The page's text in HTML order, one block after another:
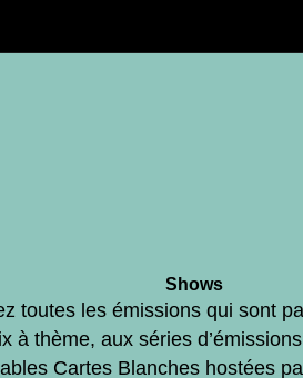
Shows
toutes les émissions qui sont
à thème, aux séries
Cartes Blanches hostées